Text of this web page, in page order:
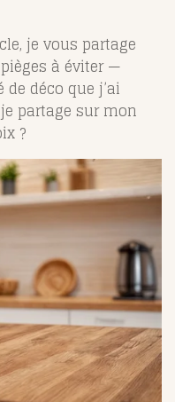
je vous partage
à éviter —
déco que j’ai
partage sur mon
?